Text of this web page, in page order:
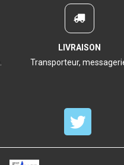
LIVRAISON
Transporteur,